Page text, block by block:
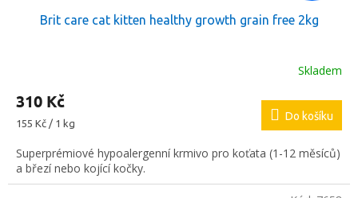
Brit care cat kitten healthy growth grain free 2kg
Skladem
310 Kč
Měrná
155 Kč / 1 kg
Do košíku
Superprémiové hypoalergenní krmivo pro koťata (1-12 měsíců)
a březí nebo kojící kočky.